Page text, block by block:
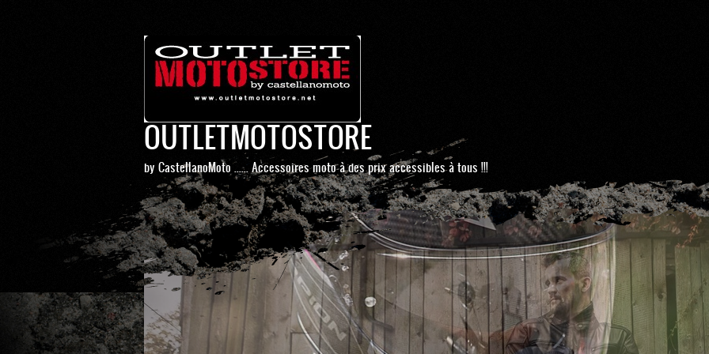
OUTLETMOTOSTORE
by CastellanoMoto ...... Accessoires moto à des prix accessibles à tous !!!